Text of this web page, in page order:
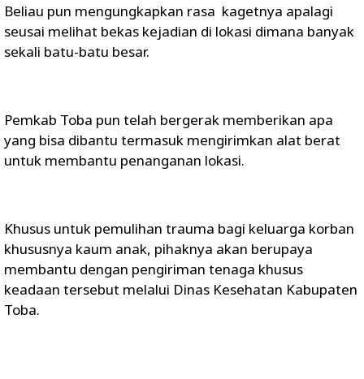
Beliau pun mengungkapkan rasa kagetnya apalagi
seusai melihat bekas kejadian di lokasi dimana banyak
sekali batu-batu besar.
Pemkab Toba pun telah bergerak memberikan apa
yang bisa dibantu termasuk mengirimkan alat berat
untuk membantu penanganan lokasi.
Khusus untuk pemulihan trauma bagi keluarga korban
khususnya kaum anak, pihaknya akan berupaya
membantu dengan pengiriman tenaga khusus
keadaan tersebut melalui Dinas Kesehatan Kabupaten
Toba.